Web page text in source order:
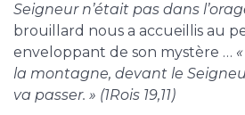
Seigneur n’était pas dans
brouillard nous a accueillis au
enveloppant de son mystère …
la montagne, devant le
va passer. » (1Rois 19,11)